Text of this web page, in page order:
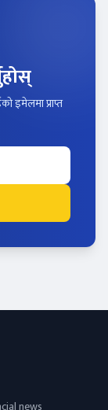
इमेलमा प्राप्त
news